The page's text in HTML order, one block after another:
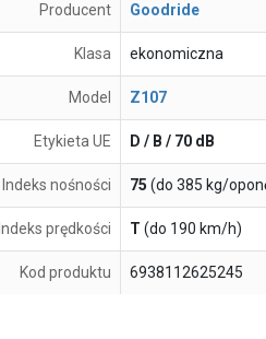
Producent Goodride
Klasa ekonomiczna
Model Z107
Etykieta UE D / B / 70 dB
Indeks nośności 75 (do 385 kg/
Indeks prędkości T (do 190 km/h)
Kod produktu 6938112625245